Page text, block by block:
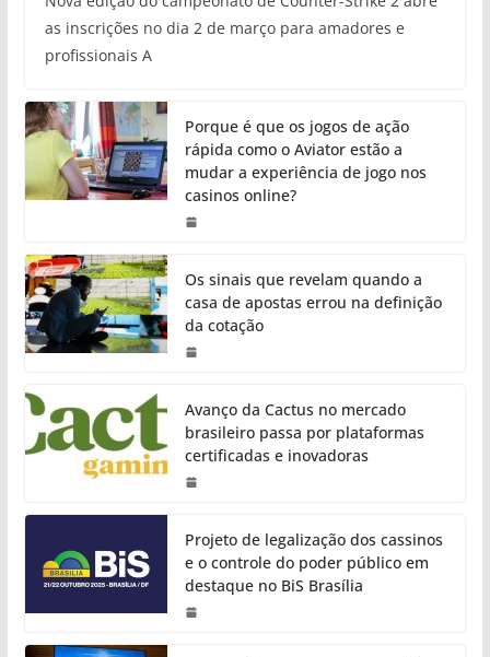
as inscrições no dia 2 de março para amadores e
profissionais A
Porque é que os jogos de ação
rápida como o Aviator estão a
mudar a experiência de jogo nos
casinos online?
Os sinais que revelam quando a
casa de apostas errou na definição
da cotação
Avanço da Cactus no mercado
brasileiro passa por plataformas
certificadas e inovadoras
Projeto de legalização dos cassinos
e o controle do poder público em
destaque no BiS Brasília